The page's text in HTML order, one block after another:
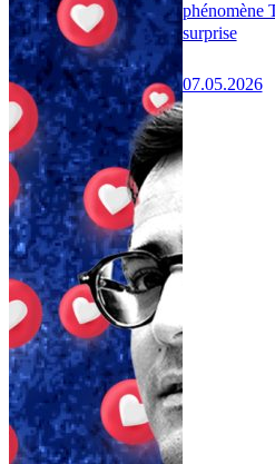
phénomène
surprise
07.05.2026